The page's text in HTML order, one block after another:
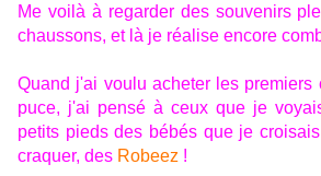
Me voilà à regarder des souvenirs
chaussons, et là je réalise encore
Quand j'ai voulu acheter les premiers
puce, j'ai pensé à ceux que je
petits pieds des bébés que je
craquer, des Robeez !